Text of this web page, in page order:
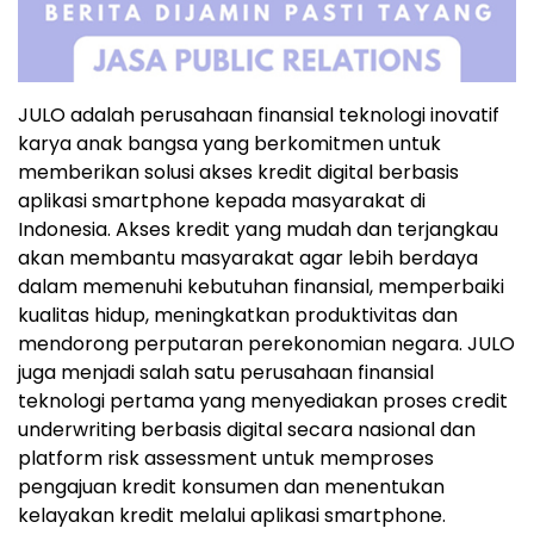
JULO adalah perusahaan finansial teknologi inovatif
karya anak bangsa yang berkomitmen untuk
memberikan solusi akses kredit digital berbasis
aplikasi smartphone kepada masyarakat di
Indonesia. Akses kredit yang mudah dan terjangkau
akan membantu masyarakat agar lebih berdaya
dalam memenuhi kebutuhan finansial, memperbaiki
kualitas hidup, meningkatkan produktivitas dan
mendorong perputaran perekonomian negara. JULO
juga menjadi salah satu perusahaan finansial
teknologi pertama yang menyediakan proses credit
underwriting berbasis digital secara nasional dan
platform risk assessment untuk memproses
pengajuan kredit konsumen dan menentukan
kelayakan kredit melalui aplikasi smartphone.